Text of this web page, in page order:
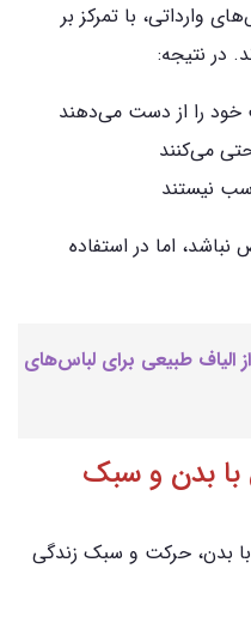
وارداتی، با تمرکز بر
در نتیجه:
خود را از دست می‌دهند
می‌کنند
نیستند
اما در استفاده
الیاف طبیعی برای لباس‌های
بدن و سبک
بدن، حرکت و سبک زندگی